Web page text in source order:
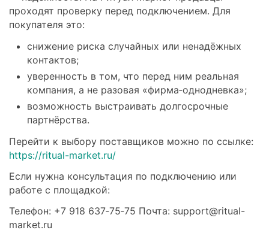
проходят проверку перед подключением. Для
покупателя это:
снижение риска случайных или ненадёжных
контактов;
уверенность в том, что перед ним реальная
компания, а не разовая «фирма‑однодневка»;
возможность выстраивать долгосрочные
партнёрства.
Перейти к выбору поставщиков можно по ссылке:
https://ritual-market.ru/
Если нужна консультация по подключению или
работе с площадкой:
Телефон: +7 918 637‑75‑75 Почта: support@ritual-
market.ru